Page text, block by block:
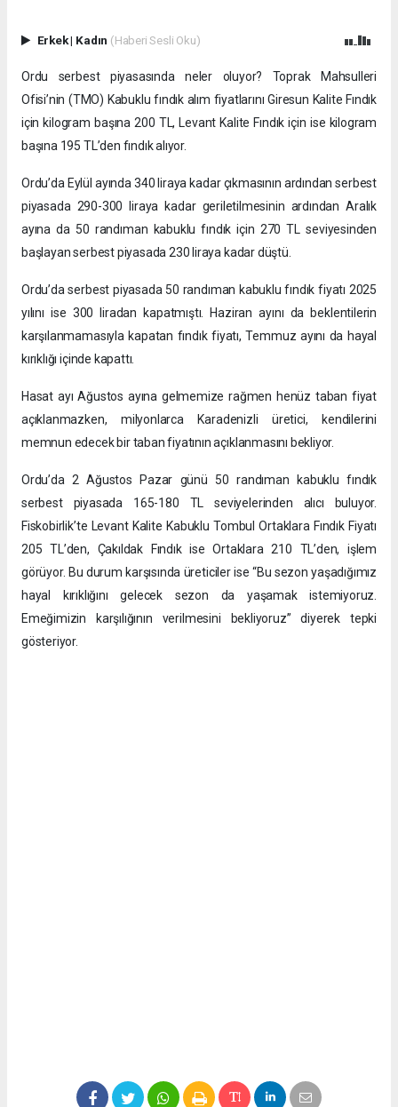
Erkek| Kadın (Haberi Sesli Oku)
Ordu serbest piyasasında neler oluyor? Toprak Mahsulleri
Ofisi’nin (TMO) Kabuklu fındık alım fiyatlarını Giresun Kalite Fındık
için kilogram başına 200 TL, Levant Kalite Fındık için ise kilogram
başına 195 TL’den fındık alıyor.
Ordu’da Eylül ayında 340 liraya kadar çıkmasının ardından serbest
piyasada 290-300 liraya kadar geriletilmesinin ardından Aralık
ayına da 50 randıman kabuklu fındık için 270 TL seviyesinden
başlayan serbest piyasada 230 liraya kadar düştü.
Ordu’da serbest piyasada 50 randıman kabuklu fındık fiyatı 2025
yılını ise 300 liradan kapatmıştı. Haziran ayını da beklentilerin
karşılanmamasıyla kapatan fındık fiyatı, Temmuz ayını da hayal
kırıklığı içinde kapattı.
Hasat ayı Ağustos ayına gelmemize rağmen henüz taban fiyat
açıklanmazken, milyonlarca Karadenizli üretici, kendilerini
memnun edecek bir taban fiyatının açıklanmasını bekliyor.
Ordu’da 2 Ağustos Pazar günü 50 randıman kabuklu fındık
serbest piyasada 165-180 TL seviyelerinden alıcı buluyor.
Fiskobirlik’te Levant Kalite Kabuklu Tombul Ortaklara Fındık Fiyatı
205 TL’den, Çakıldak Fındık ise Ortaklara 210 TL’den, işlem
görüyor. Bu durum karşısında üreticiler ise “Bu sezon yaşadığımız
hayal kırıklığını gelecek sezon da yaşamak istemiyoruz.
Emeğimizin karşılığının verilmesini bekliyoruz” diyerek tepki
gösteriyor.